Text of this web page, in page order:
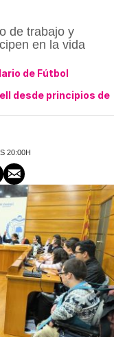
de trabajo y
en la vida
de Fútbol
desde principios de
20:00H